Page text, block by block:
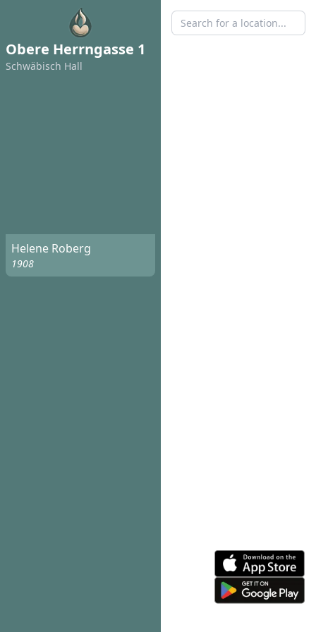
Obere Herrngasse 1
Schwäbisch Hall
Helene Roberg
1908